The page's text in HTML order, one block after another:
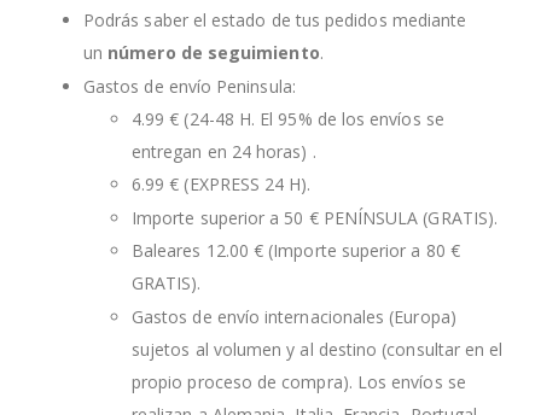
Podrás saber el estado de tus pedidos mediante
un número de seguimiento.
Gastos de envío Peninsula:
4.99 € (24-48 H. El 95% de los envíos se
entregan en 24 horas) .
6.99 € (EXPRESS 24 H).
Importe superior a 50 € PENÍNSULA (GRATIS).
Baleares 12.00 € (Importe superior a 80 €
GRATIS).
Gastos de envío internacionales (Europa)
sujetos al volumen y al destino (consultar en el
propio proceso de compra). Los envíos se